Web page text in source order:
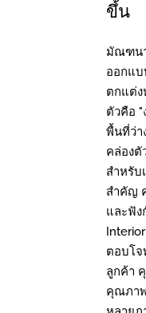
ขึ้น
มัณฑนา
ออกแบ
ตกแต่ง
ตัวคือ "
พื้นที่ว่า
คล่องตั
สำหรับ
สำคัญ
และฟัง
ตอบโจ
ลูกค้า
คุณภาพ